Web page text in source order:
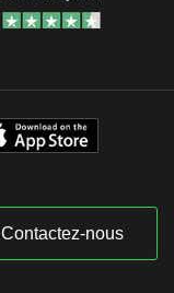
Contactez-nous